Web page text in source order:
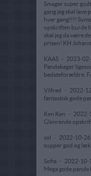
Smager super
gang jeg skal lave
hver gang!!!!
opskriften burde
skal jeg da være
prisen! KH
KAAS - 2023-
Pandekager
bedsteforældre.
Vilfred - 2022-
fantastisk gode
Ken Ken - 2022-
Glimrende
sol - 2022-10-
supper god og
Sofia - 2022-10-
Mega gode pande